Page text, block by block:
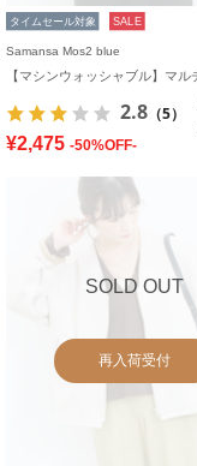
タイムセール対象 SALE
Samansa Mos2 blue
2.8 （5）
¥2,475 -50%OFF-
SOLD OUT
再入荷受付